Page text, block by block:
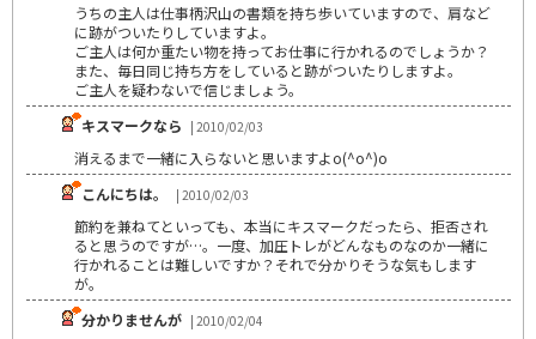
うちの主人は仕事柄沢山の書類を持ち歩いていますので、肩など
に跡がついたりしていますよ。
ご主人は何か重たい物を持ってお仕事に行かれるのでしょうか？
また、毎日同じ持ち方をしていると跡がついたりしますよ。
ご主人を疑わないで信じましょう。
キスマークなら | 2010/02/03
消えるまで一緒に入らないと思いますよo(^o^)o
こんにちは。
| 2010/02/03
節約を兼ねてといっても、本当にキスマークだったら、拒否され
ると思うのですが…。一度、加圧トレがどんなものなのか一緒に
行かれることは難しいですか？それで分かりそうな気もします
が。
分かりませんが | 2010/02/04